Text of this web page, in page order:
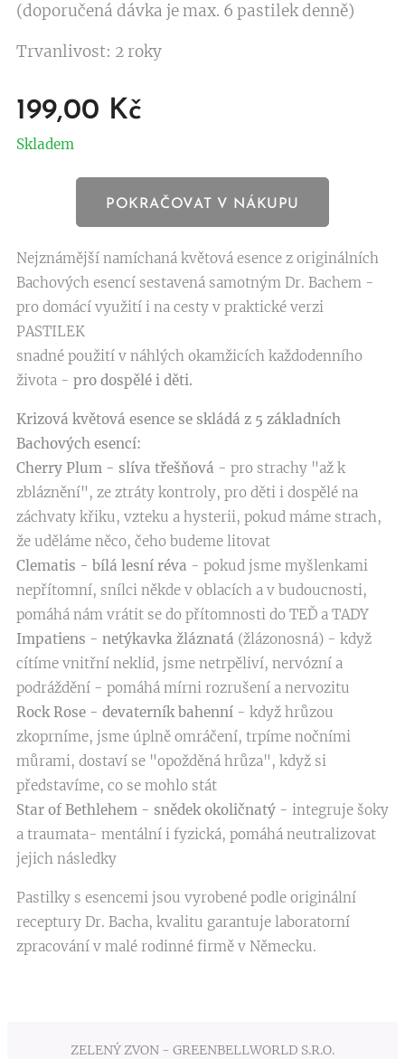
(doporučená dávka je max. 6 pastilek denně)
Trvanlivost: 2 roky
199,00 Kč
Skladem
POKRAČOVAT V NÁKUPU
Nejznámější namíchaná květová esence z originálních
Bachových esencí sestavená samotným Dr. Bachem -
pro domácí využití i na cesty v praktické verzi
PASTILEK
snadné použití v náhlých okamžicích každodenního
života - pro dospělé i děti.
Krizová květová esence se skládá z 5 základních
Bachových esencí:
Cherry Plum - slíva třešňová - pro strachy "až k
zbláznění", ze ztráty kontroly, pro děti i dospělé na
záchvaty křiku, vzteku a hysterii, pokud máme strach,
že uděláme něco, čeho budeme litovat
Clematis - bílá lesní réva - pokud jsme myšlenkami
nepřítomní, snílci někde v oblacích a v budoucnosti,
pomáhá nám vrátit se do přítomnosti do TEĎ a TADY
Impatiens - netýkavka žláznatá (žlázonosná) - když
cítíme vnitřní neklid, jsme netrpěliví, nervózní a
podráždění - pomáhá mírni rozrušení a nervozitu
Rock Rose - devaterník bahenní - když hrůzou
zkoprníme, jsme úplně omráčení, trpíme nočními
můrami, dostaví se "opožděná hrůza", když si
představíme, co se mohlo stát
Star of Bethlehem - snědek okoličnatý - integruje šoky
a traumata- mentální i fyzická, pomáhá neutralizovat
jejich následky
Pastilky s esencemi jsou vyrobené podle originální
receptury Dr. Bacha, kvalitu garantuje laboratorní
zpracování v malé rodinné firmě v Německu.
ZELENÝ ZVON - GREENBELLWORLD S.R.O.